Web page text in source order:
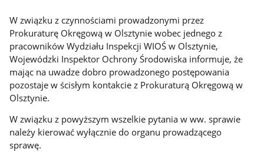
W związku z czynnościami prowadzonymi przez
Prokuraturę Okręgową w Olsztynie wobec jednego z
pracowników Wydziału Inspekcji WIOŚ w Olsztynie,
Wojewódzki Inspektor Ochrony Środowiska informuje, że
mając na uwadze dobro prowadzonego postępowania
pozostaje w ścisłym kontakcie z Prokuraturą Okręgową w
Olsztynie.
W związku z powyższym wszelkie pytania w ww. sprawie
należy kierować wyłącznie do organu prowadzącego
sprawę.